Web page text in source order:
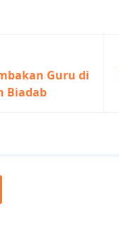
Guru di
Biadab